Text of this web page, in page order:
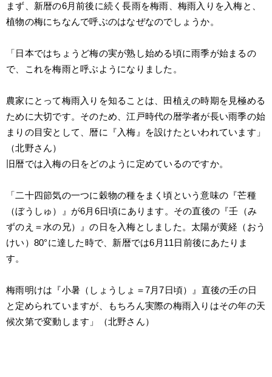
まず、新暦の6月前後に続く長雨を梅雨、梅雨入りを入梅と、
植物の梅にちなんで呼ぶのはなぜなのでしょうか。
「日本ではちょうど梅の実が熟し始める頃に雨季が始まるの
で、これを梅雨と呼ぶようになりました。
農家にとって梅雨入りを知ることは、田植えの時期を見極める
ために大切です。そのため、江戸時代の暦学者が長い雨季の始
まりの目安として、暦に『入梅』を設けたといわれています」
（北野さん）
旧暦では入梅の日をどのように定めているのですか。
「二十四節気の一つに穀物の種をまく頃という意味の『芒種
（ぼうしゅ）』が6月6日頃にあります。その直後の『壬（み
ずのえ＝水の兄）』の日を入梅としました。太陽が黄経（おう
けい）80°に達した時で、新暦では6月11日前後にあたりま
す。
梅雨明けは『小暑（しょうしょ＝7月7日頃）』直後の壬の日
と定められていますが、もちろん実際の梅雨入りはその年の天
候次第で変動します」（北野さん）